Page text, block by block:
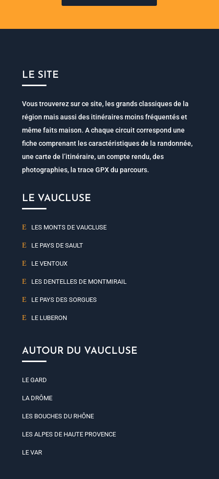
LE SITE
Vous trouverez sur ce site, les grands classiques de la
région mais aussi des itinéraires moins fréquentés et
même faits maison. A chaque circuit correspond une
fiche comprenant les caractéristiques de la randonnée,
une carte de l’itinéraire, un compte rendu, des
photographies, la trace GPX du parcours.
LE VAUCLUSE
LES MONTS DE VAUCLUSE
LE PAYS DE SAULT
LE VENTOUX
LES DENTELLES DE MONTMIRAIL
LE PAYS DES SORGUES
LE LUBERON
AUTOUR DU VAUCLUSE
LE GARD
LA DRÔME
LES BOUCHES DU RHÔNE
LES ALPES DE HAUTE PROVENCE
LE VAR